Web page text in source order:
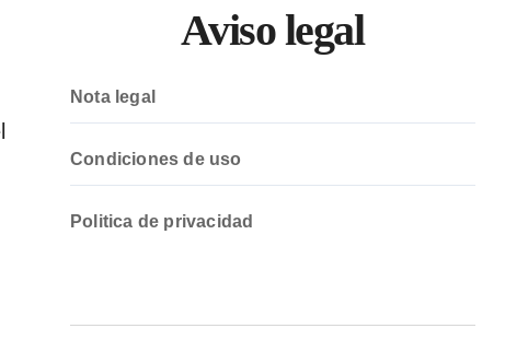
Aviso legal
Nota legal
Condiciones de uso
Politica de privacidad